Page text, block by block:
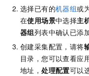
选择已有的机器组或
在使用场景中选择主
器组列表中确认已添
创建采集配置，请将
目录，您可以查看应
地址，处理配置可以